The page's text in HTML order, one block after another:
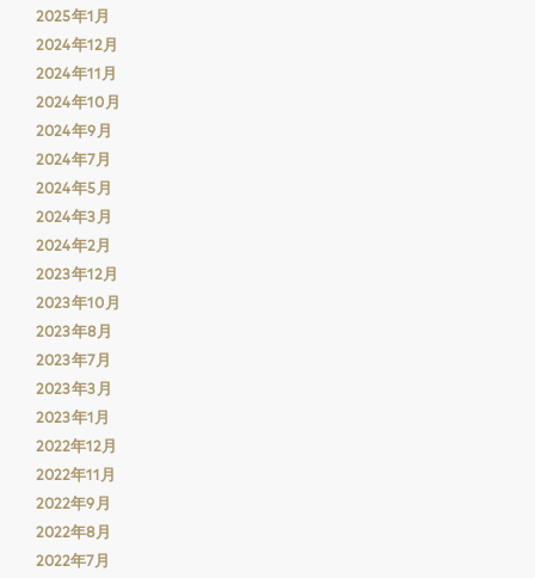
2025年1月
2024年12月
2024年11月
2024年10月
2024年9月
2024年7月
2024年5月
2024年3月
2024年2月
2023年12月
2023年10月
2023年8月
2023年7月
2023年3月
2023年1月
2022年12月
2022年11月
2022年9月
2022年8月
2022年7月